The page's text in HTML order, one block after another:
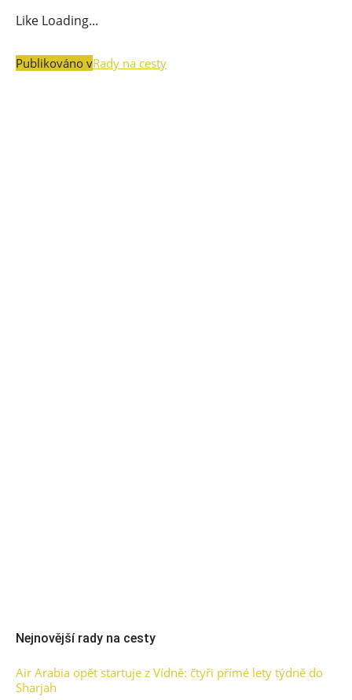
Like Loading...
Publikováno vRady na cesty
Nejnovější rady na cesty
Air Arabia opět startuje z Vídně: čtyři přímé lety týdně do
Sharjah